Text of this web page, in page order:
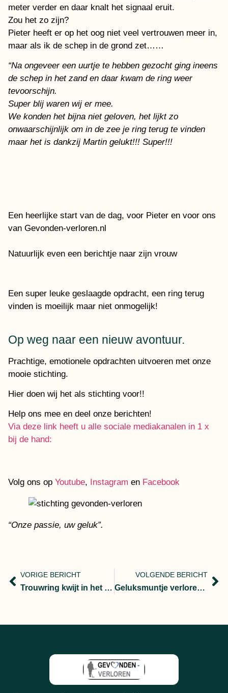
meter verder en daar knalt het signaal eruit.
Zou het zo zijn?
Pieter heeft er op het oog niet veel vertrouwen meer in,
maar als ik de schep in de grond zet……
“Na ongeveer een uurtje te hebben gezocht ging ineens
de schep in het zand en daar kwam de ring weer
tevoorschijn.
Super blij waren wij er mee.
We konden het bijna niet geloven, het lijkt zo
onwaarschijnlijk om in de zee je ring terug te vinden
maar het is dankzij Martin gelukt!!! Super!!!
Een heerlijke start van de dag, voor Pieter en voor ons
van Gevonden-verloren.nl
Natuurlijk even een berichtje naar zijn vrouw
Een super leuke geslaagde opdracht, een ring terug
vinden is moeilijk maar niet onmogelijk!
Op weg naar een nieuw avontuur.
Prachtige, emotionele opdrachten uitvoeren met onze
mooie stichting.
Hier doen wij het als stichting voor!!
Help ons mee en deel onze berichten!
Via deze link heeft u alle sociale mediakanalen in 1 x
bij de hand:
Volg ons op Youtube, Instagram en Facebook
“Onze passie, uw geluk”.
VORIGE BERICHT
Trouwring kwijt in het Grevelingen Meer
VOLGENDE BERICHT
Geluksmuntje verloren in het water het is meer dan een hanger!!